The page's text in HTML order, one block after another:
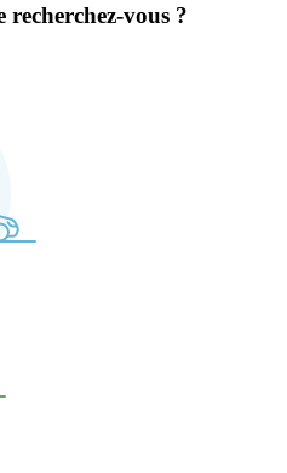
recherchez-vous ?